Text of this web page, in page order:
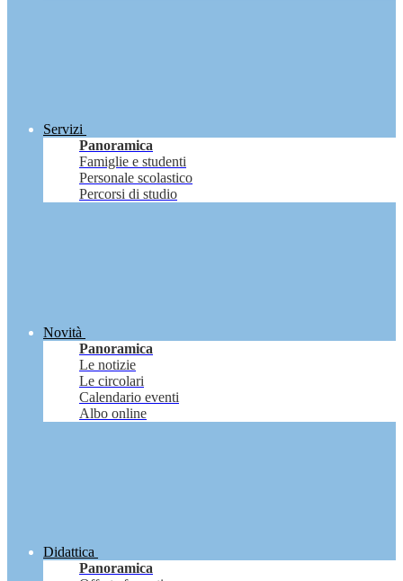
Servizi
Panoramica
Famiglie e studenti
Personale scolastico
Percorsi di studio
Novità
Panoramica
Le notizie
Le circolari
Calendario eventi
Albo online
Didattica
Panoramica